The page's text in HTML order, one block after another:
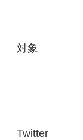
対象
Twitter